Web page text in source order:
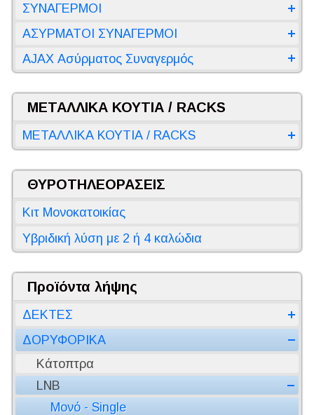
ΣΥΝΑΓΕΡΜΟΙ
ΑΣΥΡΜΑΤΟΙ ΣΥΝΑΓΕΡΜΟΙ
AJAX Ασύρματος Συναγερμός
ΜΕΤΑΛΛΙΚΑ ΚΟΥΤΙΑ / RACKS
ΜΕΤΑΛΛΙΚΑ ΚΟΥΤΙΑ / RACKS
ΘΥΡΟΤΗΛΕΟΡΑΣΕΙΣ
Κιτ Μονοκατοικίας
Υβριδική λύση με 2 ή 4 καλώδια
Προϊόντα λήψης
ΔΕΚΤΕΣ
ΔΟΡΥΦΟΡΙΚΑ
Κάτοπτρα
LNB
Μονό - Single